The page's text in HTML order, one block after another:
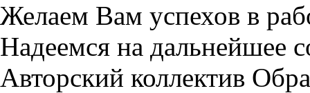
Желаем Вам успехов в
Надеемся на дальнейшее
Авторский коллектив